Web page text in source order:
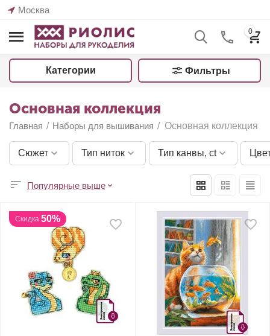
Москва
0
Категории Фильтры
Основная коллекция
Главная / Наборы для вышивания / Основная коллекция
Сюжет Тип ниток Тип канвы, ct
Популярные выше
Скидка 50%